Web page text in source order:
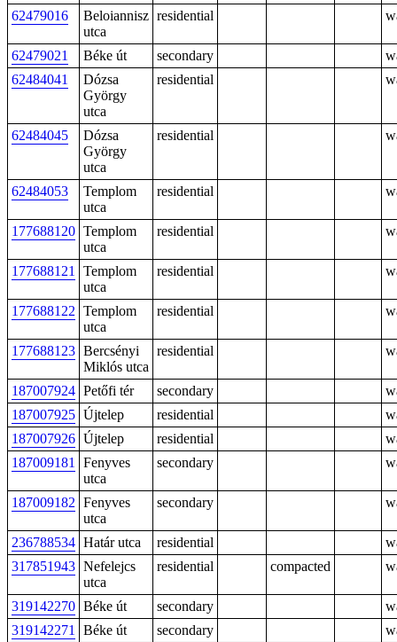
62479016
Beloiannisz
utca
residential
62479021 Béke út secondary
62484041
Dózsa
György
utca
residential
62484045
Dózsa
György
utca
residential
62484053
Templom
utca
residential
177688120 Templom
utca
residential
177688121
Templom
utca
residential
177688122 Templom
utca
residential
177688123 Bercsényi
Miklós utca
residential
187007924 Petőfi tér secondary
187007925 Újtelep residential
187007926 Újtelep residential
187009181
Fenyves
utca
secondary
187009182 Fenyves
utca
secondary
236788534 Határ utca residential
317851943 Nefelejcs
utca
residential compacted
319142270 Béke út secondary
319142271
Béke út secondary